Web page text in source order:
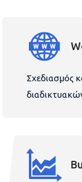
Σχεδιασμός